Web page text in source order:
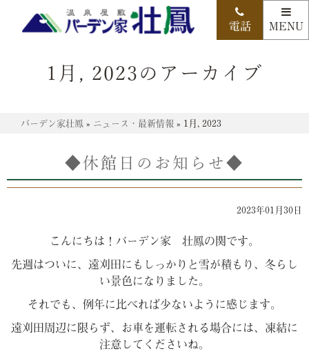
1月, 2023のアーカイブ
バーデン家壮鳳 » ニュース・最新情報 » 1月, 2023
◆休館日のお知らせ◆
2023年01月30日
こんにちは！バーデン家 壮鳳の関です。
先週はついに、遠刈田にもしっかりと雪が積もり、冬らし
い景色になりました。
それでも、例年に比べれば少ないように感じます。
遠刈田周辺に限らず、お車を運転される場合には、凍結に
注意してくださいね。